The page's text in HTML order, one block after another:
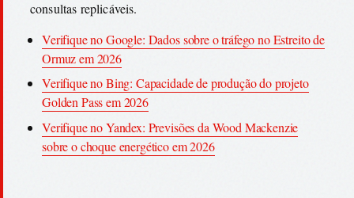
consultas replicáveis.
Verifique no Google: Dados sobre o tráfego no Estreito de
Ormuz em 2026
Verifique no Bing: Capacidade de produção do projeto
Golden Pass em 2026
Verifique no Yandex: Previsões da Wood Mackenzie
sobre o choque energético em 2026